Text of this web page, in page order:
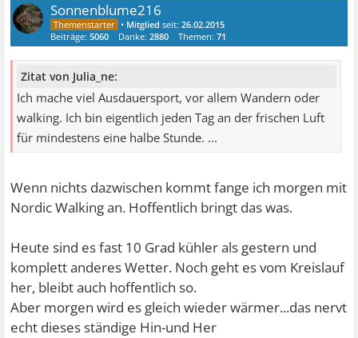
Sonnenblume216
• Mitglied seit:26.02.2015
Beiträge:5060 Danke:2880 Themen:71
Zitat von Julia_ne:
Ich mache viel Ausdauersport, vor allem Wandern oder
walking. Ich bin eigentlich jeden Tag an der frischen Luft
für mindestens eine halbe Stunde. ...
Wenn nichts dazwischen kommt fange ich morgen mit
Nordic Walking an. Hoffentlich bringt das was.
Heute sind es fast 10 Grad kühler als gestern und
komplett anderes Wetter. Noch geht es vom Kreislauf
her, bleibt auch hoffentlich so.
Aber morgen wird es gleich wieder wärmer...das nervt
echt dieses ständige Hin-und Her